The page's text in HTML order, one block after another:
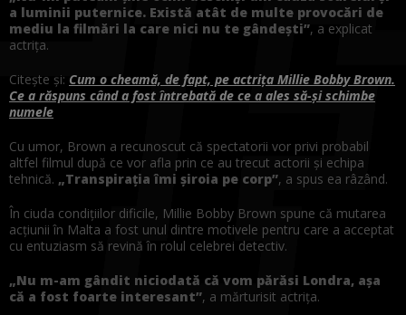
a luminii puternice. Există atât de multe provocări de
mediu la filmări la care nici nu te gândești”, a explicat
actrița.
Citește și: Cum o cheamă, de fapt, pe actrița Millie Bobby Brown.
Ce a răspuns când a fost întrebată de ce a ales să-și schimbe
numele
Cu umor, Brown a recunoscut că spectatorii vor privi probabil
altfel filmul după ce vor afla prin ce au trecut actorii și echipa
tehnică. „Transpirația îmi șiroia pe corp”, a spus ea râzând.
În ciuda condițiilor dificile, Millie Bobby Brown spune că mutarea
acțiunii în Malta a fost unul dintre motivele pentru care a acceptat
cu entuziasm să revină în rolul celebrei detectiv.
„Nu m-am gândit niciodată că vom părăsi Londra, așa
că a fost foarte interesant”, a mărturisit actrița.